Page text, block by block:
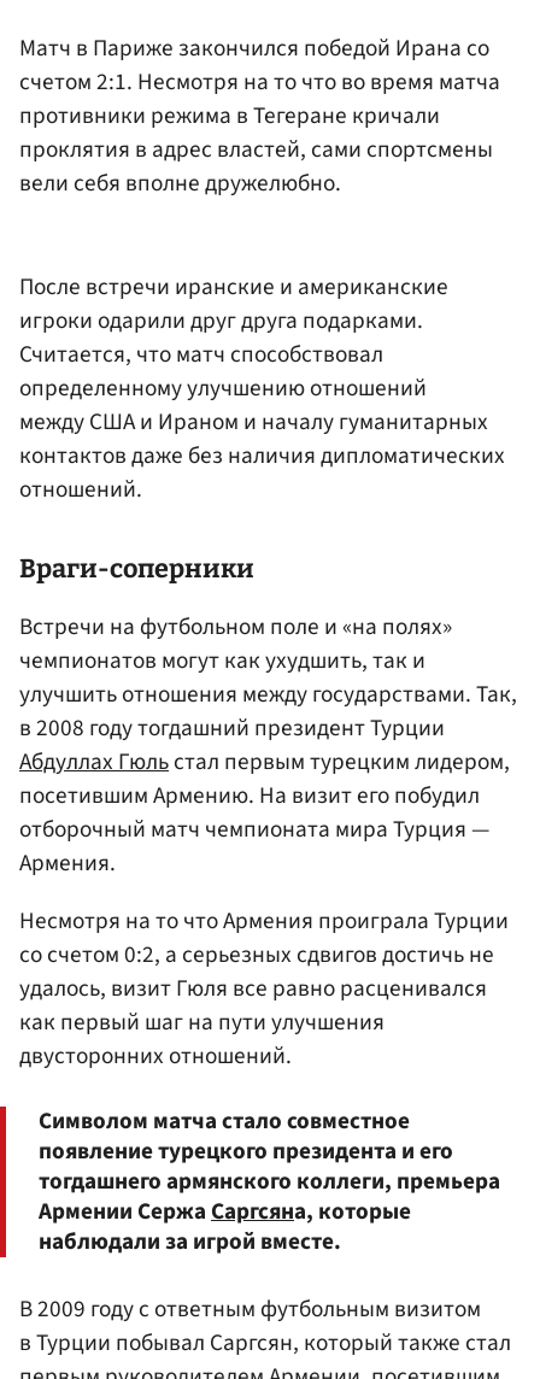
Матч в Париже закончился победой Ирана со
счетом 2:1. Несмотря на то что во время матча
противники режима в Тегеране кричали
проклятия в адрес властей, сами спортсмены
вели себя вполне дружелюбно.
После встречи иранские и американские
игроки одарили друг друга подарками.
Считается, что матч способствовал
определенному улучшению отношений
между США и Ираном и началу гуманитарных
контактов даже без наличия дипломатических
отношений.
Враги-соперники
Встречи на футбольном поле и «на полях»
чемпионатов могут как ухудшить, так и
улучшить отношения между государствами. Так,
в 2008 году тогдашний президент Турции
Абдуллах Гюльстал первым турецким лидером,
посетившим Армению. На визит его побудил
отборочный матч чемпионата мира Турция —
Армения.
Несмотря на то что Армения проиграла Турции
со счетом 0:2, а серьезных сдвигов достичь не
удалось, визит Гюля все равно расценивался
как первый шаг на пути улучшения
двусторонних отношений.
Символом матча стало совместное
появление турецкого президента и его
тогдашнего армянского коллеги, премьера
Армении СержаСаргсяна, которые
наблюдали за игрой вместе.
В 2009 году с ответным футбольным визитом
в Турции побывал Саргсян, который также стал